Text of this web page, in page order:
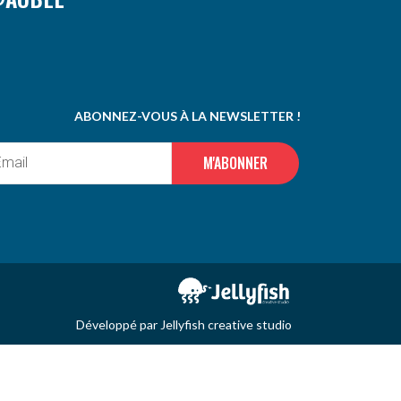
ABONNEZ-VOUS À LA NEWSLETTER !
M'ABONNER
Développé par Jellyfish creative studio